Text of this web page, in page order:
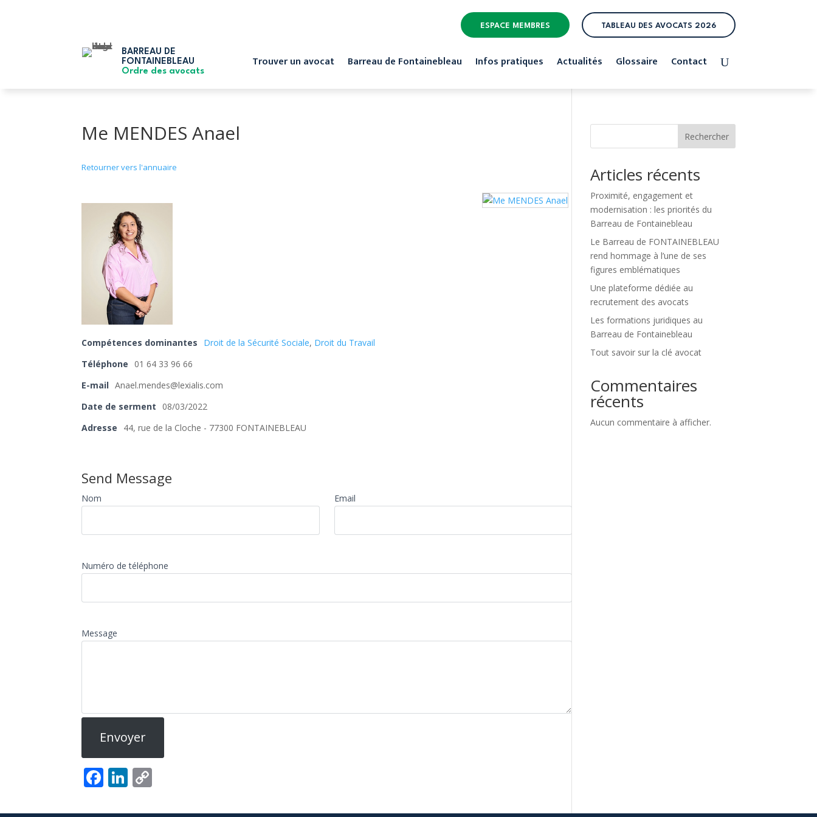
ESPACE MEMBRES TABLEAU DES AVOCATS 2026
BARREAU DE
FONTAINEBLEAU
Ordre des avocats
Trouver un avocat Barreau de Fontainebleau Infos pratiques Actualités Glossaire Contact
Me MENDES Anael
Retourner vers l'annuaire
Compétences dominantes Droit de la Sécurité Sociale, Droit du Travail
Téléphone
01 64 33 96 66
E-mail Anael.mendes@lexialis.com
Date de serment
08/03/2022
Adresse
44, rue de la Cloche - 77300 FONTAINEBLEAU
Send Message
Nom Email
Numéro de téléphone
Message
Facebook
LinkedIn
Rechercher
Articles récents
Proximité, engagement et
modernisation : les priorités du
Barreau de Fontainebleau
Le Barreau de FONTAINEBLEAU
rend hommage à l’une de ses
figures emblématiques
Une plateforme dédiée au
recrutement des avocats
Les formations juridiques au
Barreau de Fontainebleau
Tout savoir sur la clé avocat
Commentaires
récents
Aucun commentaire à afficher.